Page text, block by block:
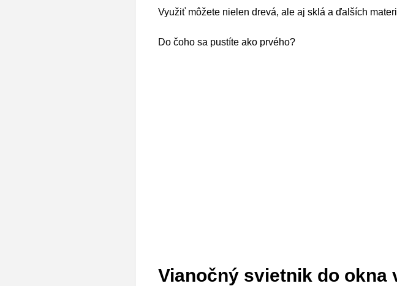
Využiť môžete nielen drevá, ale aj sklá a ďalších
Do čoho sa pustíte ako prvého?
Vianočný svietnik do okna